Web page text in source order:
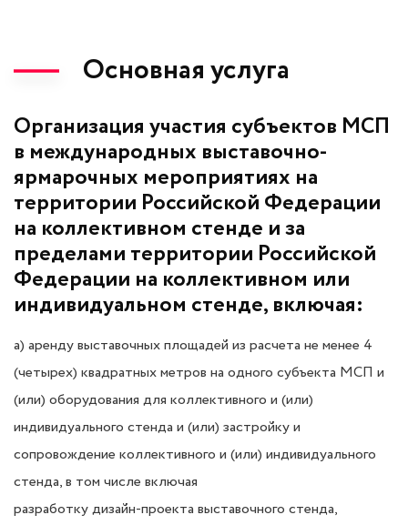
Основная услуга
Организация участия субъектов МСП
в международных выставочно-
ярмарочных мероприятиях на
территории Российской Федерации
на коллективном стенде и за
пределами территории Российской
Федерации на коллективном или
индивидуальном стенде, включая:
а) аренду выставочных площадей из расчета не менее 4
(четырех) квадратных метров на одного субъекта МСП и
(или) оборудования для коллективного и (или)
индивидуального стенда и (или) застройку и
сопровождение коллективного и (или) индивидуального
стенда, в том числе включая
разработку дизайн-проекта выставочного стенда,